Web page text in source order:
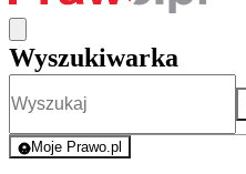
Wyszukiwarka
Moje Prawo.pl
- rejestracja i logowanie do